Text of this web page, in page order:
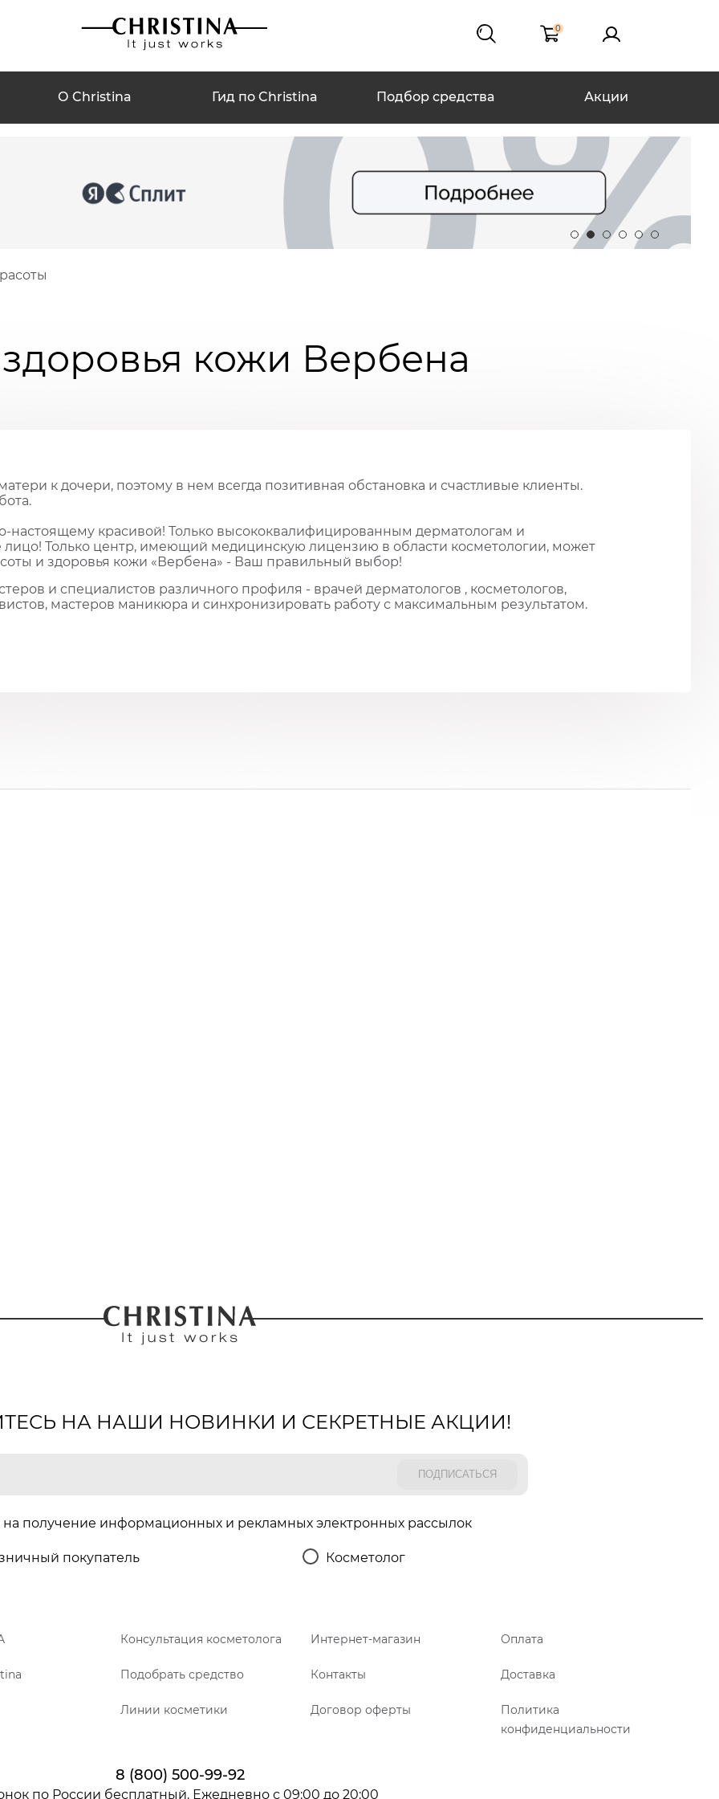
0
О Christina Гид по Christina Подбор средства Акции
кожи Вербена
к дочери, поэтому в нем всегда позитивная обстановка и счастливые клиенты.
настоящему красивой! Только высококвалифицированным дерматологам и
лицо! Только центр, имеющий медицинскую лицензию в области косметологии, может
и здоровья кожи «Вербена» - Ваш правильный выбор!
и специалистов различного профиля - врачей дерматологов , косметологов,
мастеров маникюра и синхронизировать работу с максимальным результатом.
НА НАШИ НОВИНКИ И СЕКРЕТНЫЕ АКЦИИ!
на получение информационных и рекламных электронных рассылок
покупатель Косметолог
Консультация косметолога Интернет-магазин Оплата
Подобрать средство Контакты Доставка
Линии косметики Договор оферты
Политика
конфиденциальности
8 (800) 500-99-92
по России бесплатный. Ежедневно с 09:00 до 20:00